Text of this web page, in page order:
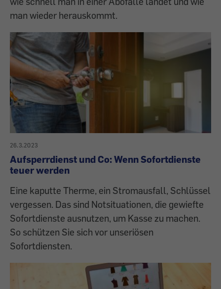
man wieder herauskommt.
26.3.2023
Aufsperrdienst und Co: Wenn Sofortdienste
teuer werden
Eine kaputte Therme, ein Stromausfall, Schlüssel
vergessen. Das sind Notsituationen, die gewiefte
Sofortdienste ausnutzen, um Kasse zu machen.
So schützen Sie sich vor unseriösen
Sofortdiensten.